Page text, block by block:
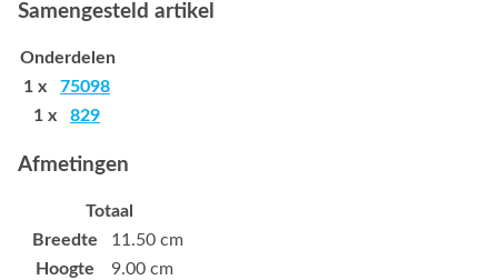
Samengesteld artikel
Onderdelen
1 x 75098
1 x 829
Afmetingen
Totaal
Breedte
11.50 cm
Hoogte
9.00 cm